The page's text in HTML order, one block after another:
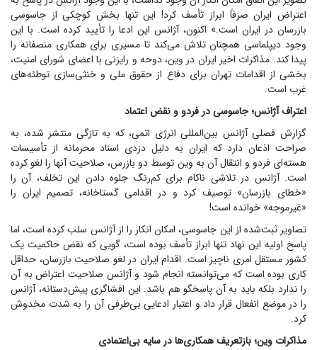
اعتراض ایران صرفاً ابراز تأسف کرد! این تنها بخش کوچکی از جاسوسی
بازرسان در ایران است.» اکنون، آژانس این ادعا را تأیید کرده است. با این
وجود دیپلماسی همچنان تلاش می‌کند تا مسیری برای همکاری منصفانه را
پیدا کند. مذاکرات اخیر ایران در وین، دوحه و رایزنی با اعضای شورای امنیت،
بخشی از اقدامات تهران برای دفاع از حقوق ملی و خنثی‌سازی توطئه‌های
غرب است.
اعتراف آژانس؛ جاسوسی در فردو و نقض اعتماد
گزارش فصلی آژانس بین‌المللی انرژی اتمی، که به تازگی منتشر شده، به
صراحت اذعان دارد که ایران به دلیل دزدی اسناد محرمانه از تأسیسات
هسته‌ای فردو و انتقال آن به وین توسط دو بازرس، صلاحیت آنها را لغو کرده
است. آژانس در تلاشی ناکام برای کم‌رنگ جلوه دادن این تخلف، آن را
«خطای بازرسان» توصیف کرد و در اقدامی گستاخانه، تصمیم ایران را
«غیرموجه» خوانده است!
تصاویر ثبت‌شده از این جاسوسی، امکان انکار را از آژانس سلب کرده است، اما
پاسخ اولیه این نهاد تنها ابراز تأسف بوده است، گویی که نقض حاکمیت یک
کشور مستقل امری ناچیز است. اقدام ایران در لغو صلاحیت بازرسان، حداقل
کاری بوده است که می‌توانسته انجام شود و آژانس صلاحیت اعتراض به آن
را ندارد بلکه باید به آن پاسخگو هم باشد. این افشاگری پیش‌دستانه، آژانس
را در موضع انفعال قرار داد و اعتبار ادعایی بی‌طرفی آن را به شدت مخدوش
کرد.
مذاکرات وین؛ بازتعریف همکاری‌ها در سایه بی‌اعتمادی